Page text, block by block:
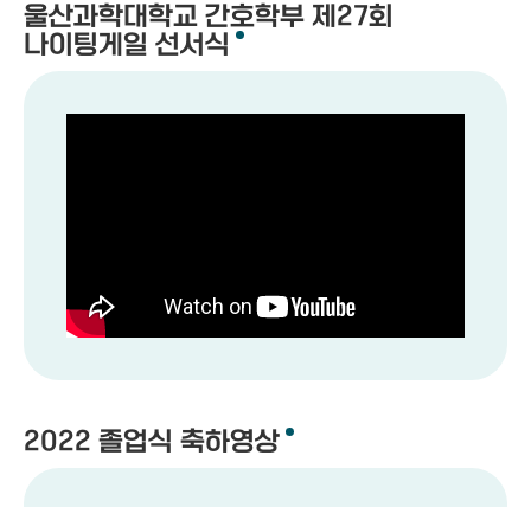
울산과학대학교 간호학부 제27회
나이팅게일 선서식
2022 졸업식 축하영상